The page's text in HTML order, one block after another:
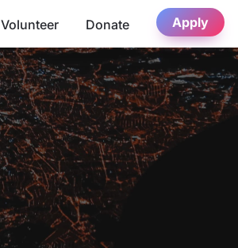
Volunteer Donate Apply